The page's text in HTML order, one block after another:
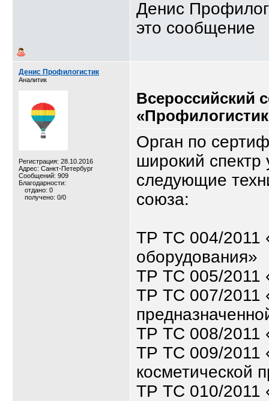
Денис
это сообщение
Денис Профилогистик
Аналитик
Регистрация: 28.10.2016
Адрес: Санкт-Петербург
Сообщений: 909
Благодарности:
отдано: 0
получено: 0/0
Всероссийский
Орган по
широкий спектр
следующие
союза:
ТР ТС 004/2011
оборудования»
ТР ТС 005/2011
ТР ТС 007/2011
ТР ТС 008/2011
ТР ТС 009/2011
косметической
ТР ТС 010/2011